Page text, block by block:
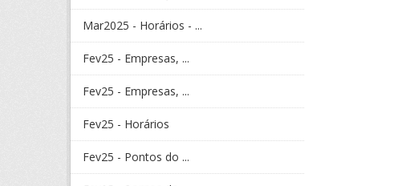
Mar2025 - Horários - ...
Fev25 - Empresas, ...
Fev25 - Empresas, ...
Fev25 - Horários
Fev25 - Pontos do ...